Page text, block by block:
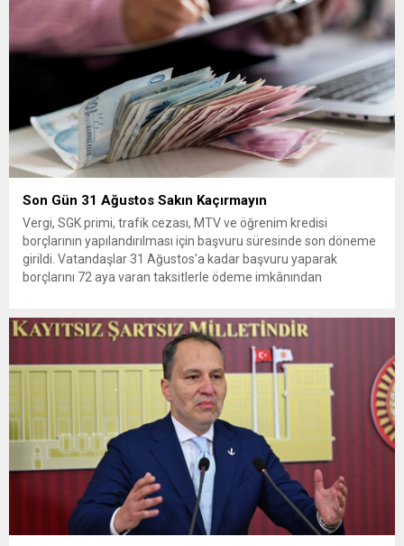
Son Gün 31 Ağustos Sakın Kaçırmayın
Vergi, SGK primi, trafik cezası, MTV ve öğrenim kredisi
borçlarının yapılandırılması için başvuru süresinde son döneme
girildi. Vatandaşlar 31 Ağustos’a kadar başvuru yaparak
borçlarını 72 aya varan taksitlerle ödeme imkânından
başvurular 31 Ağustos tarihinde sona eriyor. Hak sahiplerine 72